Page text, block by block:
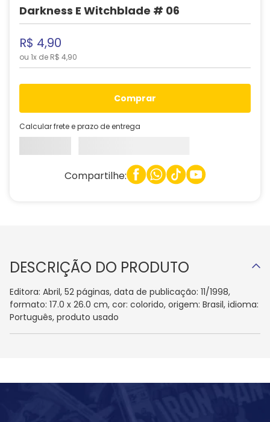
Darkness E Witchblade # 06
R$ 4,90
ou 1x de R$ 4,90
comprar
Calcular frete e prazo de entrega
Compartilhe:
DESCRIÇÃO DO PRODUTO
Editora: Abril, 52 páginas, data de publicação: 11/1998,
formato: 17.0 x 26.0 cm, cor: colorido, origem: Brasil, idioma:
Português, produto usado